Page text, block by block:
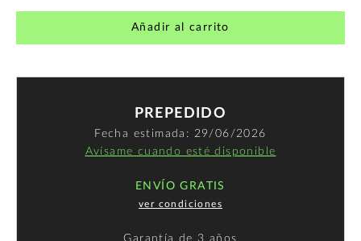
Añadir al carrito
PREPEDIDO
Fecha estimada: 29/06/2026
Avísame cuando esté disponible
ENVÍO GRATIS
ver condiciones